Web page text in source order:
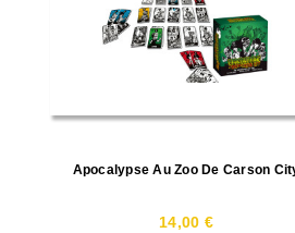
Apocalypse Au Zoo De Carson
14,00 €